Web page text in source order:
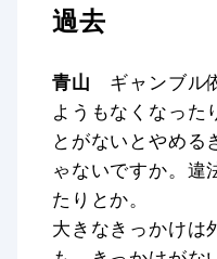
過去
青山 ギャンブル
ようもなくなった
とがないとやめる
ゃないですか。違
たりとか。
大きなきっかけは